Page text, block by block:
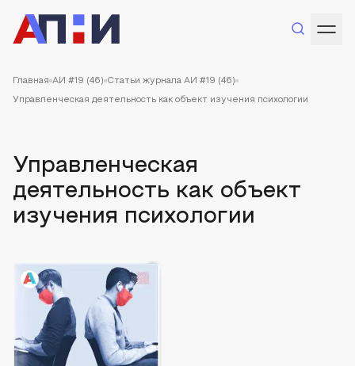
Главная АИ #19 (46) Статьи журнала АИ #19 (46)
Управленческая деятельность как объект изучения психологии
Управленческая
деятельность как объект
изучения психологии